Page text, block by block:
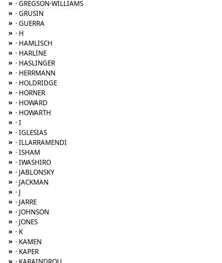
» · GREGSON-WILLIAMS
» · GRUSIN
» · GUERRA
» · H
» · HAMLISCH
» · HARLINE
» · HASLINGER
» · HERRMANN
» · HOLDRIDGE
» · HORNER
» · HOWARD
» · HOWARTH
» · I
» · IGLESIAS
» · ILLARRAMENDI
» · ISHAM
» · IWASHIRO
» · JABLONSKY
» · JACKMAN
» · J
» · JARRE
» · JOHNSON
» · JONES
» · K
» · KAMEN
» · KAPER
»